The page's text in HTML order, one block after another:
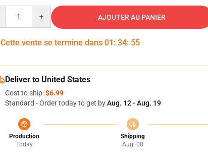
AJOUTER AU PANIER
Cette vente se termine dans 01 : 34: 54
Deliver to United States
Cost to ship:$6.99
Standard - Order today to get byAug. 12 - Aug. 19
Production
Today
Shipping
Aug. 08